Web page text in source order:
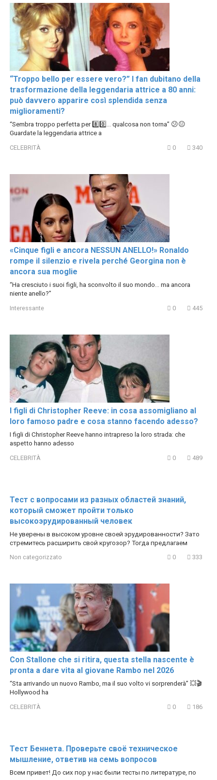
“Troppo bello per essere vero?” I fan dubitano della
trasformazione della leggendaria attrice a 80 anni:
può davvero apparire così splendida senza
miglioramenti?
“Sembra troppo perfetta per 8️⃣0️⃣… qualcosa non torna” 😕😐
Guardate la leggendaria attrice a
CELEBRITÀ 0 340
«Cinque figli e ancora NESSUN ANELLO!» Ronaldo
rompe il silenzio e rivela perché Georgina non è
ancora sua moglie
“Ha cresciuto i suoi figli, ha sconvolto il suo mondo… ma ancora
niente anello?”
Interessante 0 445
I figli di Christopher Reeve: in cosa assomigliano al
loro famoso padre e cosa stanno facendo adesso?
I figli di Christopher Reeve hanno intrapreso la loro strada: che
aspetto hanno adesso
CELEBRITÀ 0 489
Тест c вопросами из разных областей знаний,
который сможет пройти только
высокоэрудированный человек
Не уверены в высоком уровне своей эрудированности? Зато
стремитесь расширить свой кругозор? Тогда предлагаем
Non categorizzato 0 333
Con Stallone che si ritira, questa stella nascente è
pronta a dare vita al giovane Rambo nel 2026
“Sta arrivando un nuovo Rambo, ma il suo volto vi sorprenderà” 💥🎬
Hollywood ha
CELEBRITÀ 0 186
Тест Беннета. Проверьте своё техническое
мышление, ответив на семь вопросов
Всем привет! До сих пор у нас были тесты по литературе, по